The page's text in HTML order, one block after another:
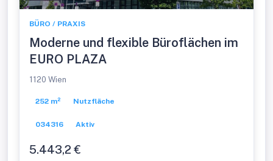
BÜRO / PRAXIS
Moderne und flexible Büroflächen im
EURO PLAZA
1120 Wien
252 m² Nutzfläche
034316 Aktiv
5.443,2 €